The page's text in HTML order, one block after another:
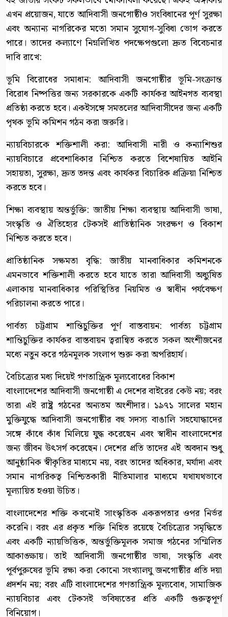
এখন প্রয়োজন, যাতে আদিবাসী জনগোষ্ঠীও সংবিধানের পূর্ণ সুরক্ষা
এবং অন্যান্য নাগরিকের মতো সমান সুযোগ-সুবিধা ভোগ করতে
পারে। তাদের কল্যাণে নিম্নলিখিত পদক্ষেপগুলো দ্রুত বিবেচনার
দাবি রাখে:
ভূমি বিরোধের সমাধান: আদিবাসী জনগোষ্ঠীর ভূমি-সংক্রান্ত
বিরোধ নিষ্পত্তির জন্য সরকারকে একটি কার্যকর আইনগত ব্যবস্থা
প্রতিষ্ঠা করতে হবে। একইসঙ্গে সমতলের আদিবাসীদের জন্য একটি
পৃথক ভূমি কমিশন গঠন করা জরুরি।
ন্যায়বিচারকে শক্তিশালী করা: আদিবাসী নারী ও কন্যাশিশুর
ন্যায়বিচারে প্রবেশাধিকার নিশ্চিত করতে বিশেষায়িত আইনি
সহায়তা, সুরক্ষা, দ্রুত তদন্ত এবং কার্যকর বিচারিক প্রক্রিয়া নিশ্চিত
করতে হবে।
শিক্ষা ব্যবস্থায় অন্তর্ভুক্তি: জাতীয় শিক্ষা ব্যবস্থায় আদিবাসী ভাষা,
সংস্কৃতি ও ঐতিহ্যের টেকসই প্রাতিষ্ঠানিক সংরক্ষণ ও বিকাশ
নিশ্চিত করতে হবে।
প্রাতিষ্ঠানিক সক্ষমতা বৃদ্ধি: জাতীয় মানবাধিকার কমিশনকে
এমনভাবে শক্তিশালী করতে হবে যাতে তারা আদিবাসী অধ্যুষিত
এলাকায় মানবাধিকার পরিস্থিতির নিয়মিত ও স্বাধীন পর্যবেক্ষণ
পরিচালনা করতে পারে।
পার্বত্য চট্টগ্রাম শান্তিচুক্তির পূর্ণ বাস্তবায়ন: পার্বত্য চট্টগ্রাম
শান্তিচুক্তির কার্যকর বাস্তবায়ন ত্বরান্বিত করতে সকল অংশীজনের
মধ্যে নতুন করে গঠনমূলক সংলাপ শুরু করা অপরিহার্য।
বৈচিত্র্যের মধ্য দিয়েই গণতান্ত্রিক মূল্যবোধের বিকাশ
বাংলাদেশের আদিবাসী জনগোষ্ঠী এ দেশের বাইরের কেউ নয়; বরং
তারা এই রাষ্ট্র গঠনের অন্যতম অংশীদার। ১৯৭১ সালের মহান
মুক্তিযুদ্ধে আদিবাসী জনগোষ্ঠীর বহু সদস্য বাঙালি সহযোদ্ধাদের
সঙ্গে কাঁধে কাঁধ মিলিয়ে যুদ্ধ করেছেন এবং স্বাধীন বাংলাদেশের
জন্য জীবন উৎসর্গ করেছেন। দেশের প্রতি তাদের এই অবদান শুধু
আনুষ্ঠানিক স্বীকৃতির মাধ্যমে নয়, বরং তাদের অধিকার, মর্যাদা এবং
সমান নাগরিকত্ব নিশ্চিতকারী নীতিমালার মাধ্যমে যথাযথভাবে
মূল্যায়িত হওয়া উচিত।
বাংলাদেশের শক্তি কখনোই সাংস্কৃতিক একরূপতার ওপর নির্ভর
করেনি। বরং এর প্রকৃত শক্তি নিহিত রয়েছে বৈচিত্র্যের সমৃদ্ধিতে
এবং একটি ন্যায়ভিত্তিক, অন্তর্ভুক্তিমূলক সমাজ গঠনের সম্মিলিত
আকাঙ্ক্ষায়। তাই আদিবাসী জনগোষ্ঠীর ভাষা, সংস্কৃতি এবং
পূর্বপুরুষের ভূমি রক্ষা করা কোনো সংখ্যালঘু জনগোষ্ঠীর প্রতি দয়া
প্রদর্শন নয়; বরং এটি বাংলাদেশের গণতান্ত্রিক মূল্যবোধ, সামাজিক
ন্যায়বিচার এবং টেকসই ভবিষ্যতের প্রতি একটি গুরুত্বপূর্ণ
বিনিয়োগ।